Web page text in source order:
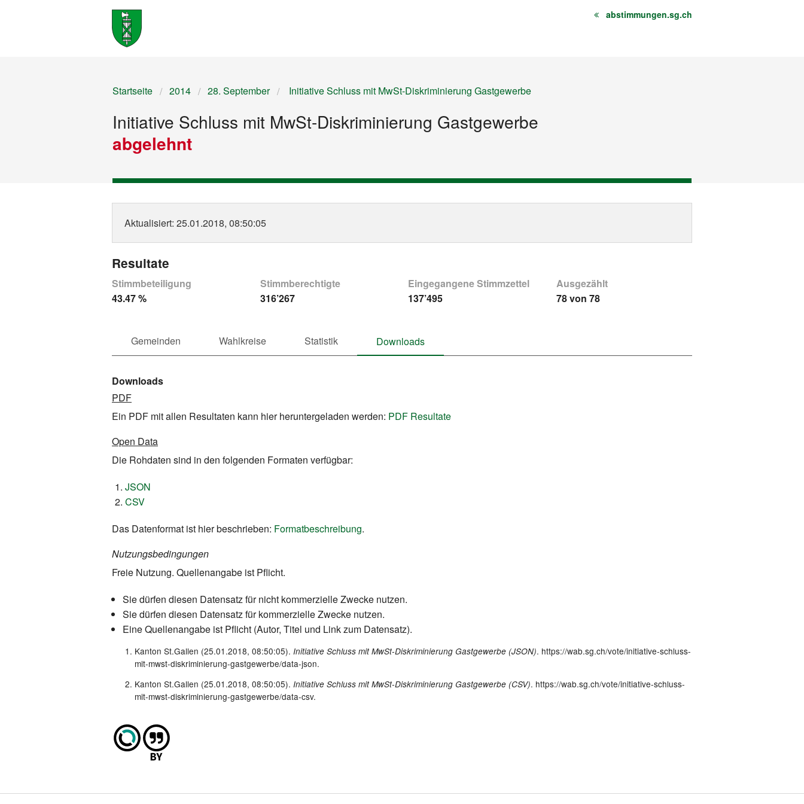
abstimmungen.sg.ch
Startseite 2014 28. September Initiative Schluss mit MwSt-Diskriminierung Gastgewerbe
Initiative Schluss mit MwSt-Diskriminierung Gastgewerbe
abgelehnt
Aktualisiert: 25.01.2018, 08:50:05
Resultate
Stimmbeteiligung
43.47 %
Stimmberechtigte
316’267
Eingegangene Stimmzettel
137’495
Ausgezählt
78 von 78
Gemeinden Wahlkreise Statistik Downloads
Downloads
PDF
Ein PDF mit allen Resultaten kann hier heruntergeladen werden: PDF Resultate
Open Data
Die Rohdaten sind in den folgenden Formaten verfügbar:
JSON
CSV
Das Datenformat ist hier beschrieben: Formatbeschreibung.
Nutzungsbedingungen
Freie Nutzung. Quellenangabe ist Pflicht.
Sie dürfen diesen Datensatz für nicht kommerzielle Zwecke nutzen.
Sie dürfen diesen Datensatz für kommerzielle Zwecke nutzen.
Eine Quellenangabe ist Pflicht (Autor, Titel und Link zum Datensatz).
Kanton St.Gallen (25.01.2018, 08:50:05). Initiative Schluss mit MwSt-Diskriminierung Gastgewerbe (JSON). https://wab.sg.ch/vote/initiative-schluss-
mit-mwst-diskriminierung-gastgewerbe/data-json.
Kanton St.Gallen (25.01.2018, 08:50:05). Initiative Schluss mit MwSt-Diskriminierung Gastgewerbe (CSV). https://wab.sg.ch/vote/initiative-schluss-
mit-mwst-diskriminierung-gastgewerbe/data-csv.